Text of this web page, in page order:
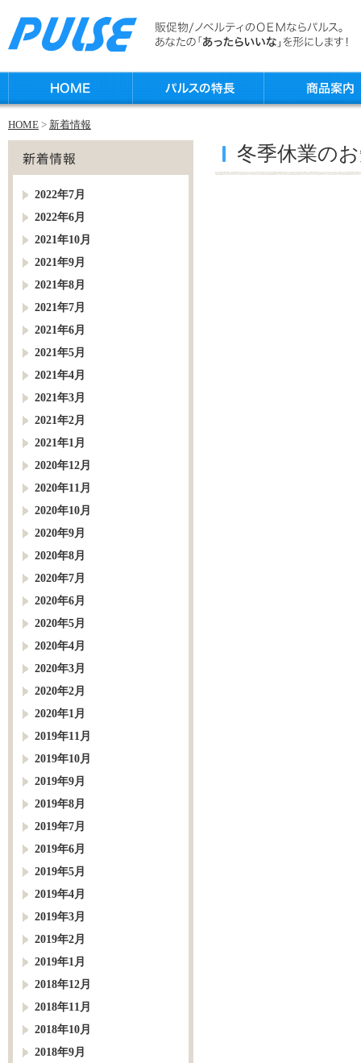
HOME > 新着情報
2022年7月
2022年6月
2021年10月
2021年9月
2021年8月
2021年7月
2021年6月
2021年5月
2021年4月
2021年3月
2021年2月
2021年1月
2020年12月
2020年11月
2020年10月
2020年9月
2020年8月
2020年7月
2020年6月
2020年5月
2020年4月
2020年3月
2020年2月
2020年1月
2019年11月
2019年10月
2019年9月
2019年8月
2019年7月
2019年6月
2019年5月
2019年4月
2019年3月
2019年2月
2019年1月
2018年12月
2018年11月
2018年10月
2018年9月
冬季休業の